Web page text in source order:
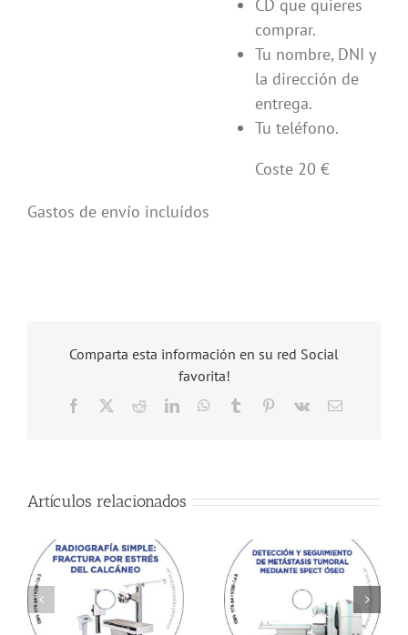
CD que quieres
comprar.
Tu nombre, DNI y
la dirección de
entrega.
Tu teléfono.
Coste 20 €
Gastos de envío incluídos
Comparta esta información en su red Social
favorita!
Facebook RedditLinkedInWhatsApp
Tumblr Pinterest
Vk
Correo
Artículos relacionados